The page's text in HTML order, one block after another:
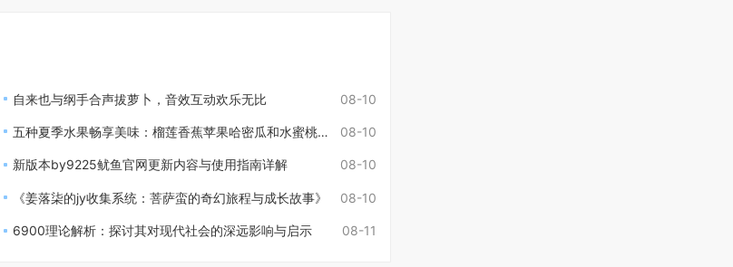
08-10
自来也与纲手合声拔萝卜，音效互动欢乐无比
08-10
五种夏季水果畅享美味：榴莲香蕉苹果哈密瓜和水蜜桃的完美搭配
08-10
新版本by9225鱿鱼官网更新内容与使用指南详解
08-10
《姜落柒的jy收集系统：菩萨蛮的奇幻旅程与成长故事》
08-11
6900理论解析：探讨其对现代社会的深远影响与启示